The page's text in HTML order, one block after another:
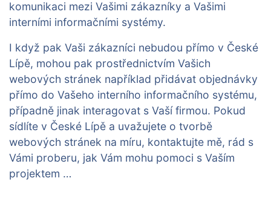
komunikaci mezi Vašimi zákazníky a Vašimi
interními informačními systémy.
I když pak Vaši zákazníci nebudou přímo v České
Lípě, mohou pak prostřednictvím Vašich
webových stránek například přidávat objednávky
přímo do Vašeho interního informačního systému,
případně jinak interagovat s Vaší firmou. Pokud
sídlíte v České Lípě a uvažujete o tvorbě
webových stránek na míru, kontaktujte mě, rád s
Vámi proberu, jak Vám mohu pomoci s Vaším
projektem …